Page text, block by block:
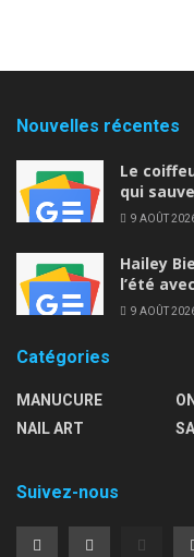
Nouvelles récentes
Le
qui
9 AOÛT
Hailey
l’été
9 AOÛT
Catégories
MANUCURE
NAIL ART
Suivez-nous